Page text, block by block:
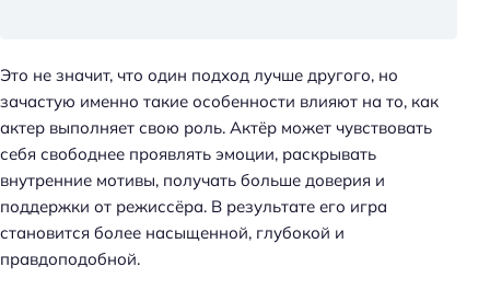
Это не значит, что один подход лучше другого, но
зачастую именно такие особенности влияют на то, как
актер выполняет свою роль. Актёр может чувствовать
себя свободнее проявлять эмоции, раскрывать
внутренние мотивы, получать больше доверия и
поддержки от режиссёра. В результате его игра
становится более насыщенной, глубокой и
правдоподобной.